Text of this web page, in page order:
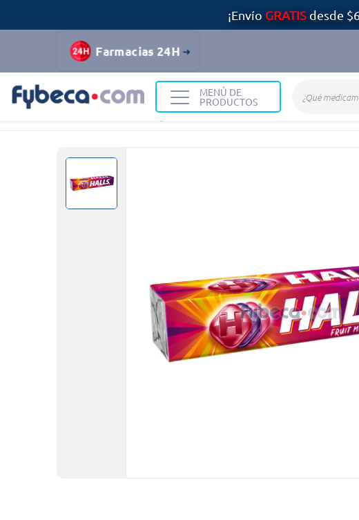
¡Envío GRATISdesde
Farmacias 24H
MENÚ DE
PRODUCTOS
Alimentos y Bebidas Dulces Caramelos